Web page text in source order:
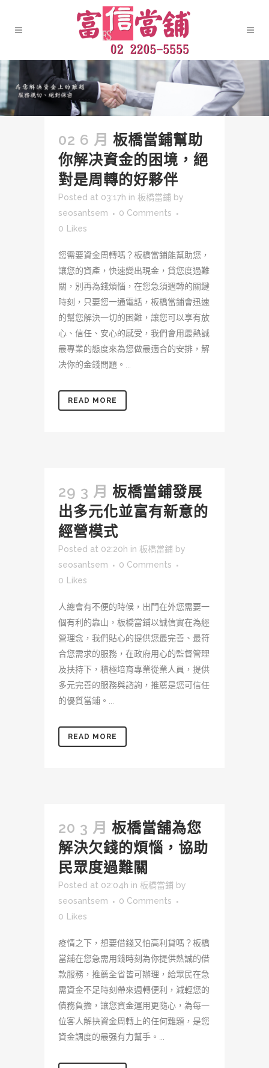
02 6 月 板橋當鋪幫助
你解决資金的困境，絕
對是周轉的好夥伴
Posted at 03:17h in 板橋當鋪 by
seosantsem
0 Comments
0 Likes
您需要資金周轉嗎？板橋當鋪能幫助您，
讓您的資產，快速變出現金，貸您度過難
關，別再為錢煩惱，在您急須週轉的關鍵
時刻，只要您一通電話，板橋當鋪會迅速
的幫您解決一切的困難，讓您可以享有放
心、信任、安心的感受，我們會用最熱誠
最專業的態度來為您做最適合的安排，解
决你的金錢問題。...
READ MORE
29 3 月 板橋當鋪發展
出多元化並富有新意的
經營模式
Posted at 02:20h in 板橋當鋪 by
seosantsem
0 Comments
0 Likes
人總會有不便的時候，出門在外您需要一
個有利的靠山，板橋當鋪以誠信實在為經
營理念，我們貼心的提供您最完善、最符
合您需求的服務，在政府用心的監督管理
及扶持下，積極培育專業從業人員，提供
多元完善的服務與諮詢，推薦是您可信任
的優質當鋪。...
READ MORE
20 3 月 板橋當舖為您
解決欠錢的煩惱，協助
民眾度過難關
Posted at 02:04h in 板橋當鋪 by
seosantsem
0 Comments
0 Likes
疫情之下，想要借錢又怕高利貸嗎？板橋
當舖在您急需用錢時刻為你提供熱誠的借
款服務，推薦全省皆可辦理，給眾民在急
需資金不足時刻帶來週轉便利，減輕您的
債務負擔，讓您資金運用更隨心，為每一
位客人解抉資金周轉上的任何難題，是您
資金調度的最强有力幫手。...